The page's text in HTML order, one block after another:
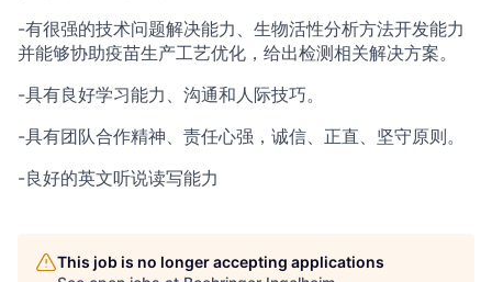
-有很强的技术问题解决能力、生物活性分析方法开发能力
并能够协助疫苗生产工艺优化，给出检测相关解决方案。
-具有良好学习能力、沟通和人际技巧。
-具有团队合作精神、责任心强，诚信、正直、坚守原则。
-良好的英文听说读写能力
This job is no longer accepting applications